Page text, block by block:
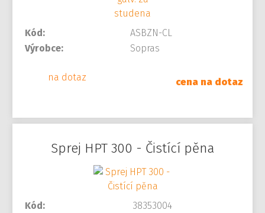
Kód:
ASBZN-CL
Výrobce:
Sopras
na dotaz cena na dotaz
Sprej HPT 300 - Čistící pěna
Kód: 38353004